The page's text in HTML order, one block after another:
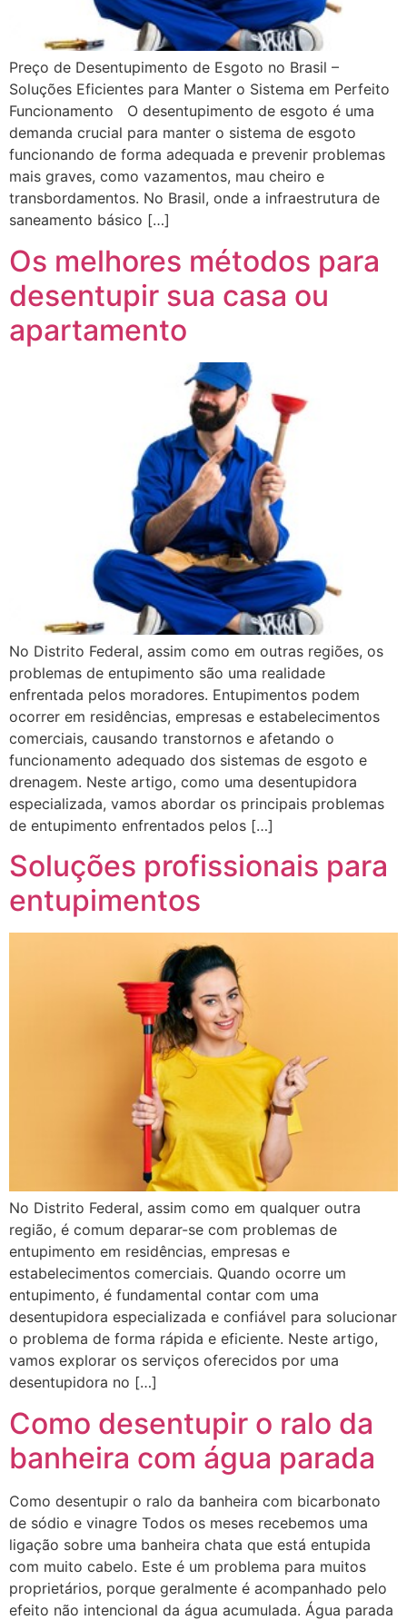
Preço de Desentupimento de Esgoto no Brasil –
Soluções Eficientes para Manter o Sistema em Perfeito
Funcionamento O desentupimento de esgoto é uma
demanda crucial para manter o sistema de esgoto
funcionando de forma adequada e prevenir problemas
mais graves, como vazamentos, mau cheiro e
transbordamentos. No Brasil, onde a infraestrutura de
saneamento básico […]
Os melhores métodos para
desentupir sua casa ou
apartamento
No Distrito Federal, assim como em outras regiões, os
problemas de entupimento são uma realidade
enfrentada pelos moradores. Entupimentos podem
ocorrer em residências, empresas e estabelecimentos
comerciais, causando transtornos e afetando o
funcionamento adequado dos sistemas de esgoto e
drenagem. Neste artigo, como uma desentupidora
especializada, vamos abordar os principais problemas
de entupimento enfrentados pelos […]
Soluções profissionais para
entupimentos
No Distrito Federal, assim como em qualquer outra
região, é comum deparar-se com problemas de
entupimento em residências, empresas e
estabelecimentos comerciais. Quando ocorre um
entupimento, é fundamental contar com uma
desentupidora especializada e confiável para solucionar
o problema de forma rápida e eficiente. Neste artigo,
vamos explorar os serviços oferecidos por uma
desentupidora no […]
Como desentupir o ralo da
banheira com água parada
Como desentupir o ralo da banheira com bicarbonato
de sódio e vinagre Todos os meses recebemos uma
ligação sobre uma banheira chata que está entupida
com muito cabelo. Este é um problema para muitos
proprietários, porque geralmente é acompanhado pelo
efeito não intencional da água acumulada. Água parada